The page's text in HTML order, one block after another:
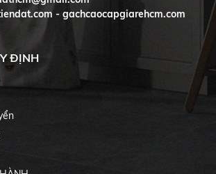
- gachcaocapgiarehcm.com
ĐỊNH